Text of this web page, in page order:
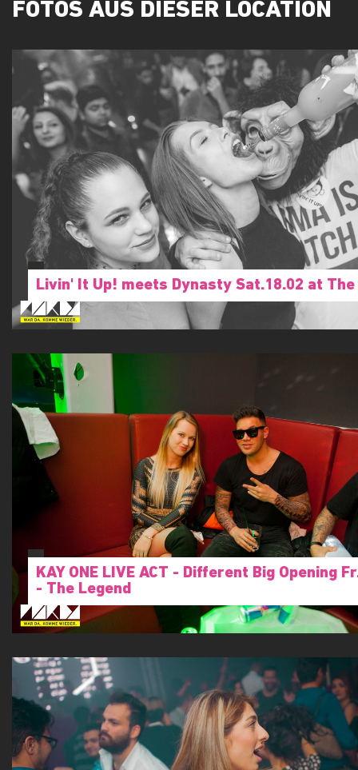
FOTOS AUS DIESER LOCATION
Livin' It Up! meets Dynasty Sat.18.02 at The
KAY ONE LIVE ACT - Different Big Opening
- The Legend